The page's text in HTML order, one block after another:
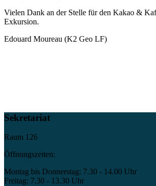
Vielen Dank an der Stelle für den Kakao &
Exkursion.
Edouard Moureau (K2 Geo LF)
Sekretariat
Raum 126
Öffnungszeiten:
Montag bis Donnerstag: 7.30 - 14.00 Uhr
Freitag: 7.30 - 13.30 Uhr